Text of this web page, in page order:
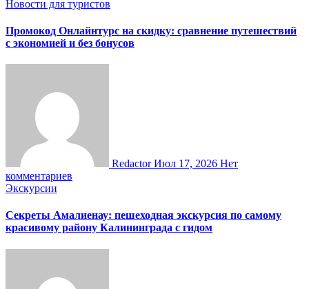
Новости для туристов
Промокод Онлайнтурс на скидку: сравнение путешествий
с экономией и без бонусов
RedactorИюл 17, 2026 Нет
комментариев
Экскурсии
Секреты Амалиенау: пешеходная экскурсия по самому
красивому району Калининграда с гидом